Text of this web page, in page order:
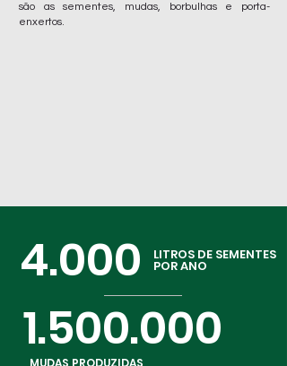
são as sementes, mudas, borbulhas e porta-
enxertos.
4.000 LITROS DE SEMENTES
POR ANO
1.500.000
MUDAS PRODUZIDAS